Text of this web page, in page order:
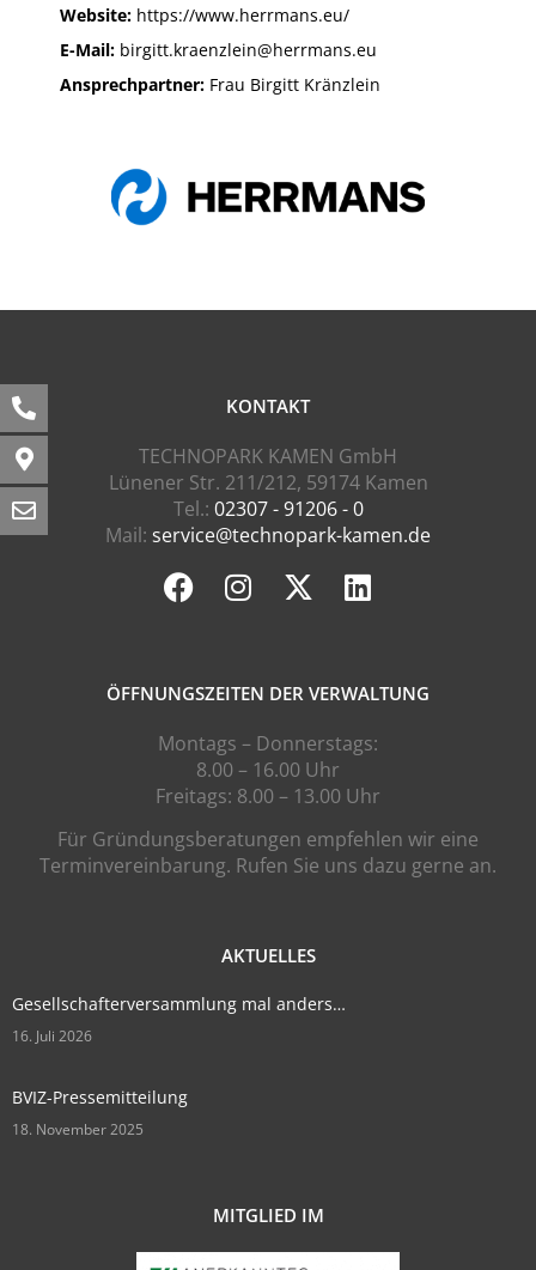
Website: https://www.herrmans.eu/
E-Mail: birgitt.kraenzlein@herrmans.eu
Ansprechpartner: Frau Birgitt Kränzlein
KONTAKT
TECHNOPARK KAMEN GmbH
Lünener Str. 211/212, 59174 Kamen
Tel.: 02307 - 91206 - 0
Mail: service@technopark-kamen.de
ÖFFNUNGSZEITEN DER VERWALTUNG
Montags – Donnerstags:
8.00 – 16.00 Uhr
Freitags: 8.00 – 13.00 Uhr
Für Gründungsberatungen empfehlen wir eine
Terminvereinbarung. Rufen Sie uns dazu gerne an.
AKTUELLES
Gesellschafterversammlung mal anders…
16. Juli 2026
BVIZ-Pressemitteilung
18. November 2025
MITGLIED IM